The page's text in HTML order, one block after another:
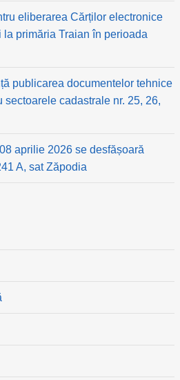
eliberarea Cărților electronice
la primăria Traian în perioada
publicarea documentelor tehnice
sectoarele cadastrale nr. 25, 26,
aprilie 2026 se desfășoară
A, sat Zăpodia